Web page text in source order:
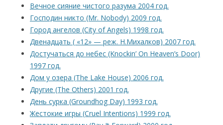
Вечное сияние чистого разума 2004 год.
Господин никто (Mr. Nobody) 2009 год.
Город ангелов (City of Angels) 1998 год.
Двенадцать ( «12» — реж. Н.Михалков) 2007 год.
Достучаться до небес (Knockin’ On Heaven’s Door)
1997 год.
Дом у озера (The Lake House) 2006 год.
Другие (The Others) 2001 год.
День сурка (Groundhog Day) 1993 год.
Жестокие игры (Cruel Intentions) 1999 год.